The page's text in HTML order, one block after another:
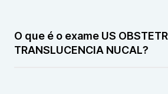
O que é o exame US
TRANSLUCENCIA NUCAL?